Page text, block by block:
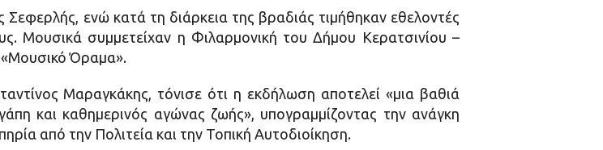
ενώ κατά τη διάρκεια της βραδιάς τιμήθηκαν εθελοντές
Μουσικά συμμετείχαν η Φιλαρμονική του Δήμου Κερατσινίου –
«Μουσικό Όραμα».
Μαραγκάκης, τόνισε ότι η εκδήλωση αποτελεί «μια βαθιά
και καθημερινός αγώνας ζωής», υπογραμμίζοντας την ανάγκη
από την Πολιτεία και την Τοπική Αυτοδιοίκηση.